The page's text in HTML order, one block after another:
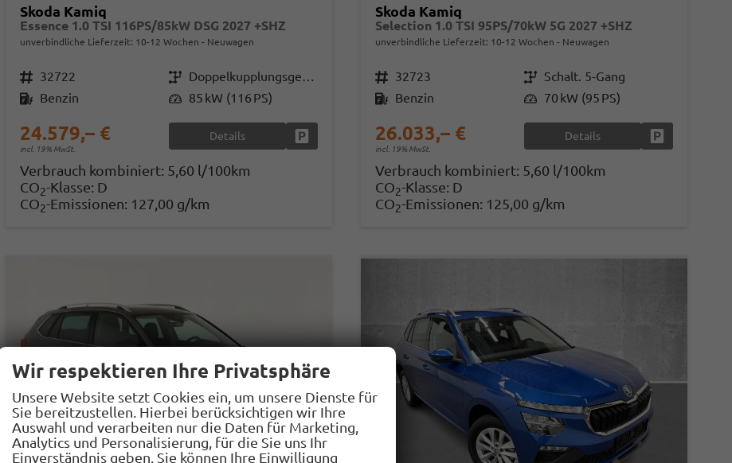
Skoda Kamiq
Essence 1.0 TSI 116PS/85kW DSG 2027 +SHZ
unverbindliche Lieferzeit: 10-12 Wochen Neuwagen
Fahrzeugnr. 32722 Getriebe
Doppelkupplungsgetriebe (DSG)
Kraftstoff Benzin Leistung 85 kW (116 PS)
24.579,– €
incl. 19% MwSt.
Details Fahrzeug parken
Verbrauch kombiniert: 5,60 l/100km
CO2-Klasse: D
CO2-Emissionen: 127,00 g/km
Skoda Kamiq
Selection 1.0 TSI 95PS/70kW 5G 2027 +SHZ
unverbindliche Lieferzeit: 10-12 Wochen Neuwagen
Fahrzeugnr. 32723 GetriebeSchalt. 5-Gang
Kraftstoff Benzin Leistung 70 kW (95 PS)
26.033,– €
incl. 19% MwSt.
Details
Verbrauch kombiniert: 5,60 l/100km
CO2-Klasse: D
CO2-Emissionen: 125,00 g/km
Wir respektieren Ihre Privatsphäre
Unsere Website setzt Cookies ein, um unsere Dienste für
Sie bereitzustellen. Hierbei berücksichtigen wir Ihre
Auswahl und verarbeiten nur die Daten für Marketing,
Analytics und Personalisierung, für die Sie uns Ihr
Einverständnis geben. Sie können Ihre Einwilligung